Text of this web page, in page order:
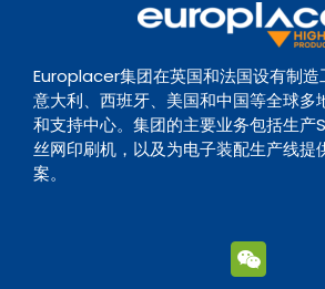
Europlacer集团在英国和法国设有制造
意大利、西班牙、美国和中国等全球多
和支持中心。集团的主要业务包括生产
丝网印刷机，以及为电子装配生产线提
案。